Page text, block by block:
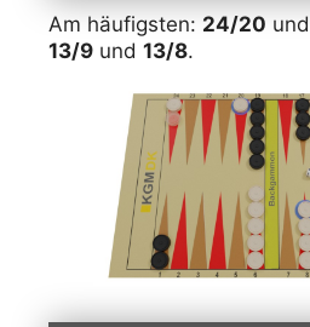
Am häufigsten: 24/20 und
13/9 und 13/8.